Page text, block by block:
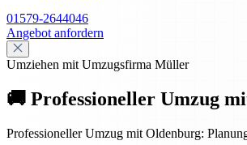
01579-2644046
Angebot anfordern
Umziehen mit Umzugsfirma Müller
🚚 Professioneller Umzug
Professioneller Umzug mit Oldenburg: